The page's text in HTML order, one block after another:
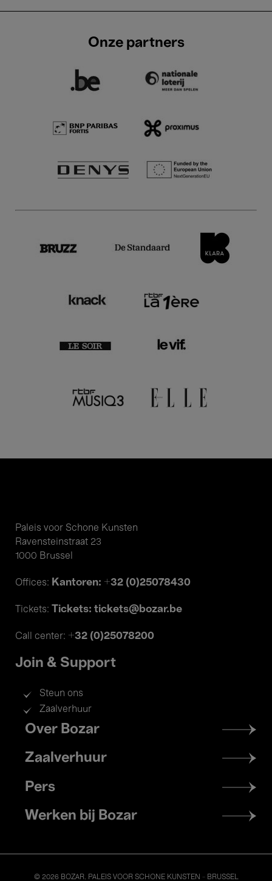
Onze partners
Paleis voor Schone Kunsten
Ravensteinstraat 23
1000 Brussel
Offices: Kantoren: +32 (0)25078430
Tickets: Tickets: tickets@bozar.be
Call center: +32 (0)25078200
Join & Support
Steun ons
Zaalverhuur
Footer
menu
Over Bozar
Zaalverhuur
Pers
Werken bij Bozar
© 2026 BOZAR. PALEIS VOOR SCHONE KUNSTEN - BRUSSEL